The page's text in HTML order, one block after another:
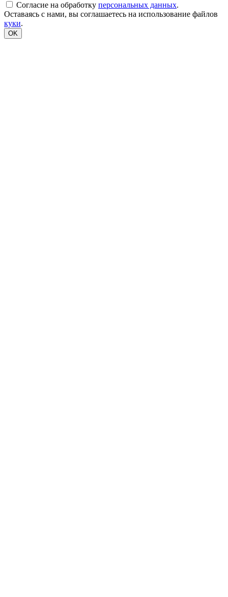
Согласие на обработку персональных данных.
Оставаясь с нами, вы соглашаетесь на использование файлов
куки.
OK